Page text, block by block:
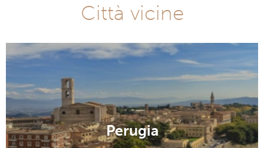
Città vicine
Perugia